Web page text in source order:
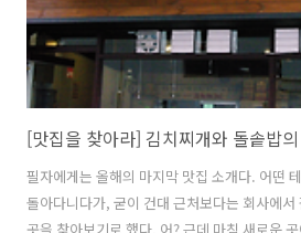
필자에게는 올해의 마지막 맛집 소개다. 어떤
돌아다니다가, 굳이 건대 근처보다는 회사에